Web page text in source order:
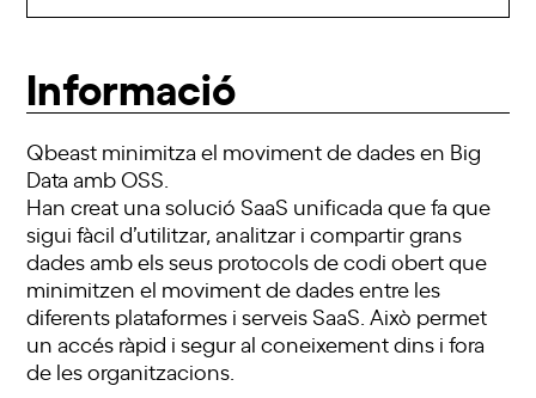
Informació
Qbeast minimitza el moviment de dades en Big
Data amb OSS.
Han creat una solució SaaS unificada que fa que
sigui fàcil d’utilitzar, analitzar i compartir grans
dades amb els seus protocols de codi obert que
minimitzen el moviment de dades entre les
diferents plataformes i serveis SaaS. Això permet
un accés ràpid i segur al coneixement dins i fora
de les organitzacions.